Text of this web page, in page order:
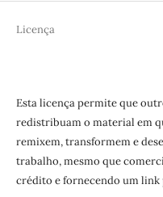
Licença
Esta licença permite que
redistribuam o material em
remixem, transformem e
trabalho, mesmo que
crédito e fornecendo um link